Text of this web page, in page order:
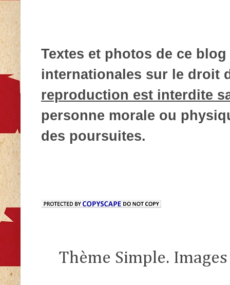
Textes et photos de ce
internationales sur le droit
reproduction est interdite
personne morale ou
des poursuites.
Thème Simple.